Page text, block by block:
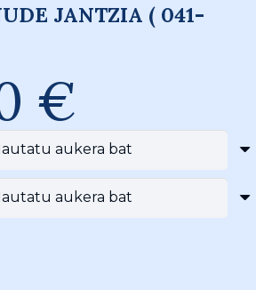
JANTZIA ( 041-
€